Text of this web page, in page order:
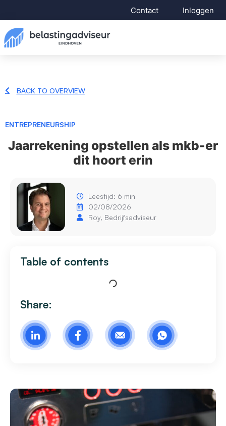
Contact Inloggen
BACK TO OVERVIEW
ENTREPRENEURSHIP
Jaarrekening opstellen als mkb-er
dit hoort erin
Leestijd: 6 min
02/08/2026
Roy, Bedrijfsadviseur
Table of contents
Share: